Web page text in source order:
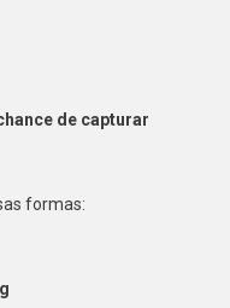
de capturar
formas: